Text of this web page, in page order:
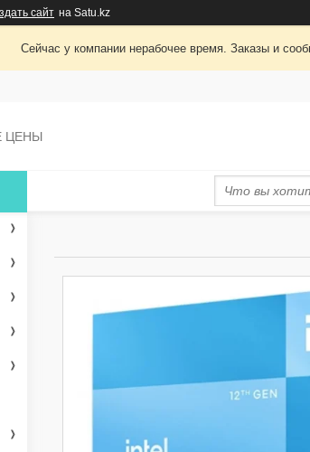
сайт на Satu.kz
Сейчас у компании нерабочее время. Заказы и
ЦЕНЫ